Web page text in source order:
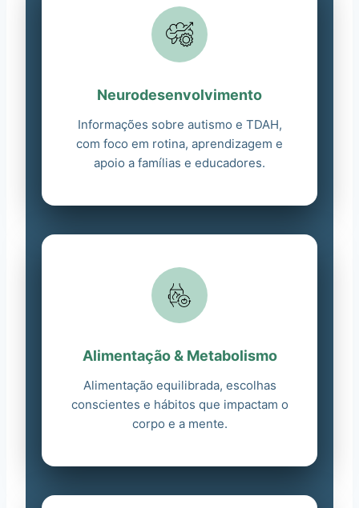
Neurodesenvolvimento
Informações sobre autismo e TDAH,
com foco em rotina, aprendizagem e
apoio a famílias e educadores.
Alimentação & Metabolismo
Alimentação equilibrada, escolhas
conscientes e hábitos que impactam o
corpo e a mente.